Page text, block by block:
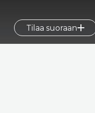
Tilaa suoraan